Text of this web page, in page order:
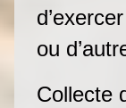
ou
Collecte